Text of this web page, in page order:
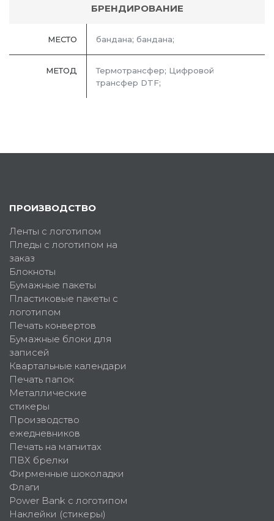
БРЕНДИРОВАНИЕ
МЕСТО бандана; бандана;
МЕТОД
Термотрансфер; Цифровой
трансфер DTF;
ПРОИЗВОДСТВО
Ленты с логотипом
Пледы с логотипом на
заказ
Блокноты
Бумажные пакеты
Пластиковые пакеты с
логотипом
Печать конвертов
Бумажные блоки для
записей
Квартальные календари
Печать папок
Металлические
стикеры
Производство
ежедневников
Печать на магнитах
ПВХ брелки
Фирменные шоколадки
Флаги
Power Bank с логотипом
Наклейки (стикеры)